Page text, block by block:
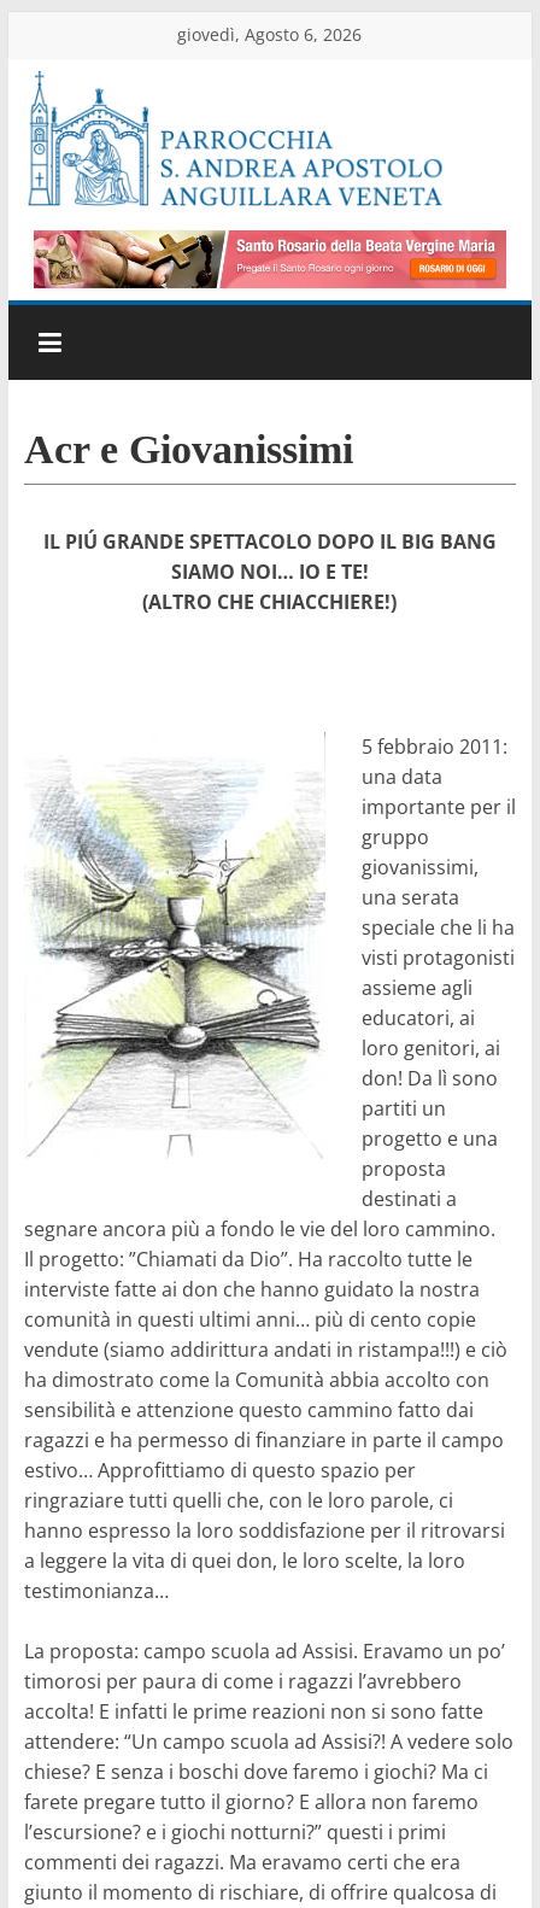
contenuto
giovedì, Agosto 6, 2026
Parrocchia
di
Anguillara
Veneta
ufficiale
della
Acr e Giovanissimi
IL PIÚ GRANDE SPETTACOLO DOPO IL BIG BANG
SIAMO NOI… IO E TE!
(ALTRO CHE CHIACCHIERE!)
5 febbraio 2011:
una data
importante per il
gruppo
giovanissimi,
una serata
speciale che li ha
visti protagonisti
assieme agli
educatori, ai
loro genitori, ai
don! Da lì sono
partiti un
progetto e una
proposta
destinati a
segnare ancora più a fondo le vie del loro cammino.
Il progetto: ”Chiamati da Dio”. Ha raccolto tutte le
interviste fatte ai don che hanno guidato la nostra
comunità in questi ultimi anni… più di cento copie
vendute (siamo addirittura andati in ristampa!!!) e ciò
ha dimostrato come la Comunità abbia accolto con
sensibilità e attenzione questo cammino fatto dai
ragazzi e ha permesso di finanziare in parte il campo
estivo… Approfittiamo di questo spazio per
ringraziare tutti quelli che, con le loro parole, ci
hanno espresso la loro soddisfazione per il ritrovarsi
a leggere la vita di quei don, le loro scelte, la loro
testimonianza…
La proposta: campo scuola ad Assisi. Eravamo un po’
timorosi per paura di come i ragazzi l’avrebbero
accolta! E infatti le prime reazioni non si sono fatte
attendere: “Un campo scuola ad Assisi?! A vedere solo
chiese? E senza i boschi dove faremo i giochi? Ma ci
farete pregare tutto il giorno? E allora non faremo
l’escursione? e i giochi notturni?” questi i primi
commenti dei ragazzi. Ma eravamo certi che era
giunto il momento di rischiare, di offrire qualcosa di